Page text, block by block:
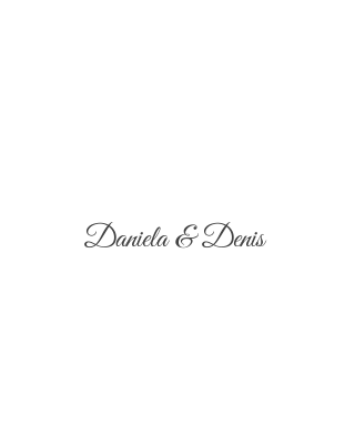
Daniela & Denis